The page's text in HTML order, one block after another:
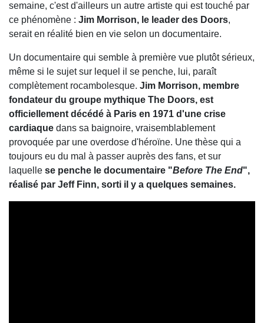
semaine, c'est d'ailleurs un autre artiste qui est touché par
ce phénomène : Jim Morrison, le leader des Doors,
serait en réalité bien en vie selon un documentaire.
Un documentaire qui semble à première vue plutôt sérieux,
même si le sujet sur lequel il se penche, lui, paraît
complètement rocambolesque. Jim Morrison, membre
fondateur du groupe mythique The Doors, est
officiellement décédé à Paris en 1971 d'une crise
cardiaque dans sa baignoire, vraisemblablement
provoquée par une overdose d'héroïne. Une thèse qui a
toujours eu du mal à passer auprès des fans, et sur
laquelle se penche le documentaire "Before The End",
réalisé par Jeff Finn, sorti il y a quelques semaines.